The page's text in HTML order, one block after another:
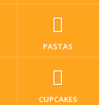
PASTAS
CUPCAKES